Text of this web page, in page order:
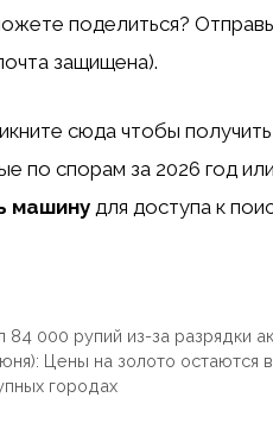
поделиться?
защищена).
сюда чтобы
по спорам за 2026 год
машину для доступа к
84 000 рупий из-за разрядки
Цены на золото остаются
городах